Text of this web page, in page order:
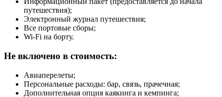
путешествия);
Электронный журнал путешествия;
Все портовые сборы;
Wi-Fi на борту.
Не включено в стоимость:
Авиаперелеты;
Персональные расходы: бар, связь, прачечная;
Дополнительная опция каякинга и кемпинга;